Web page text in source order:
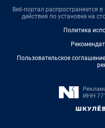
Веб-портал распространяется
действия по установке на
Политика
Пользовательское